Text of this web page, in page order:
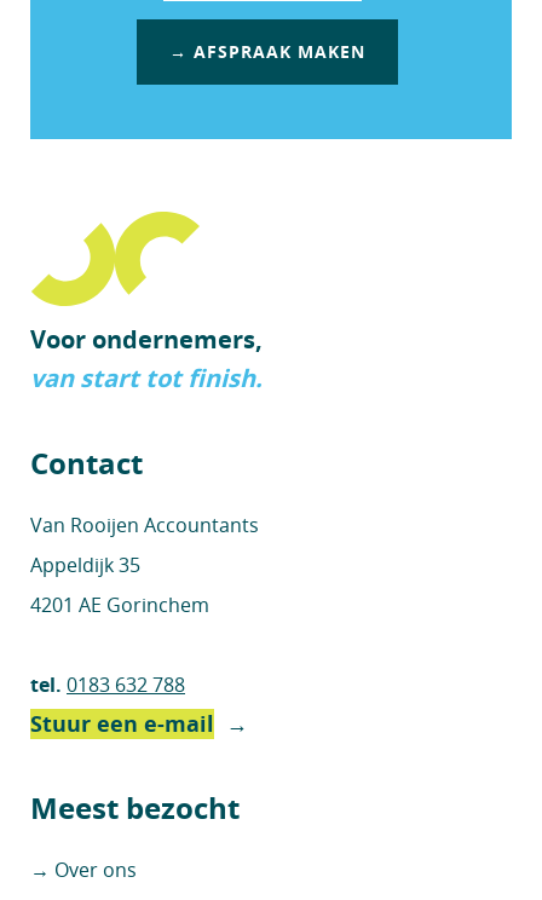
→ AFSPRAAK MAKEN
Voor ondernemers,
van start tot finish.
Contact
Van Rooijen Accountants
Appeldijk 35
4201 AE Gorinchem
tel. 0183 632 788
Stuur een e-mail →
Meest bezocht
→ Over ons